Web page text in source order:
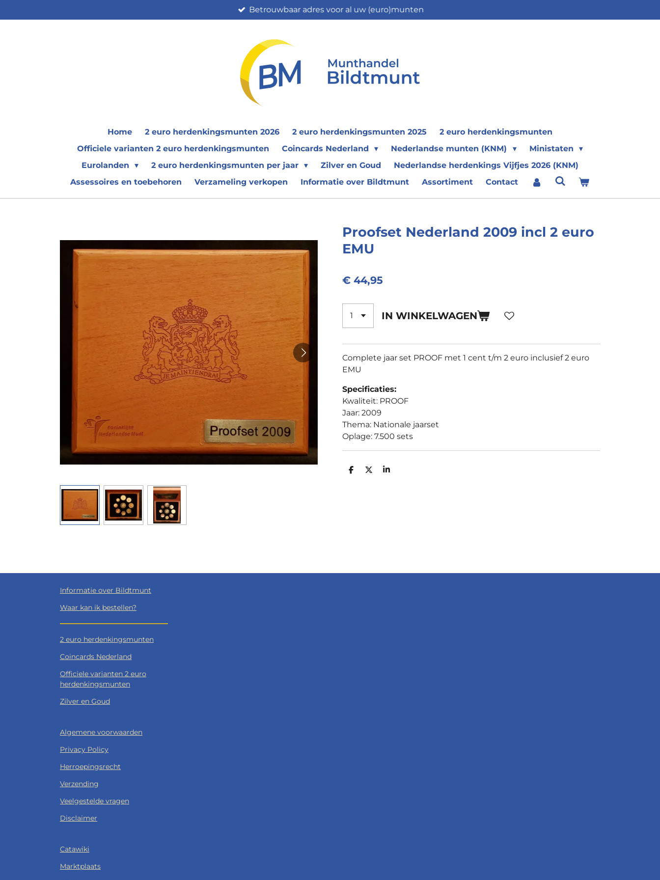
direct
Betrouwbaar adres voor al uw (euro)munten
Home 2 euro herdenkingsmunten 2026 2 euro herdenkingsmunten 2025
2 euro herdenkingsmunten
Officiele varianten 2 euro herdenkingsmunten
Coincards Nederland Nederlandse munten (KNM)
Ministaten
Eurolanden
2 euro herdenkingsmunten per jaar Zilver en Goud
Nederlandse herdenkings Vijfjes 2026 (KNM)
Assessoires en toebehoren
Verzameling verkopen Informatie over Bildtmunt Assortiment Contact
Proofset Nederland 2009 incl 2 euro
EMU
€ 44,95
IN WINKELWAGEN
Complete jaar set PROOF met 1 cent t/m 2 euro inclusief 2 euro
EMU
Specificaties:
Kwaliteit: PROOF
Jaar: 2009
Thema: Nationale jaarset
Oplage: 7.500 sets
D
D
S
Informatie over Bildtmunt
Waar kan ik bestellen?
2 euro herdenkingsmunten
Coincards Nederland
Officiele varianten 2 euro
herdenkingsmunten
Zilver en Goud
Algemene voorwaarden
Privacy Policy
Herroepingsrecht
Verzending
Veelgestelde vragen
Disclaimer
Catawiki
Marktplaats